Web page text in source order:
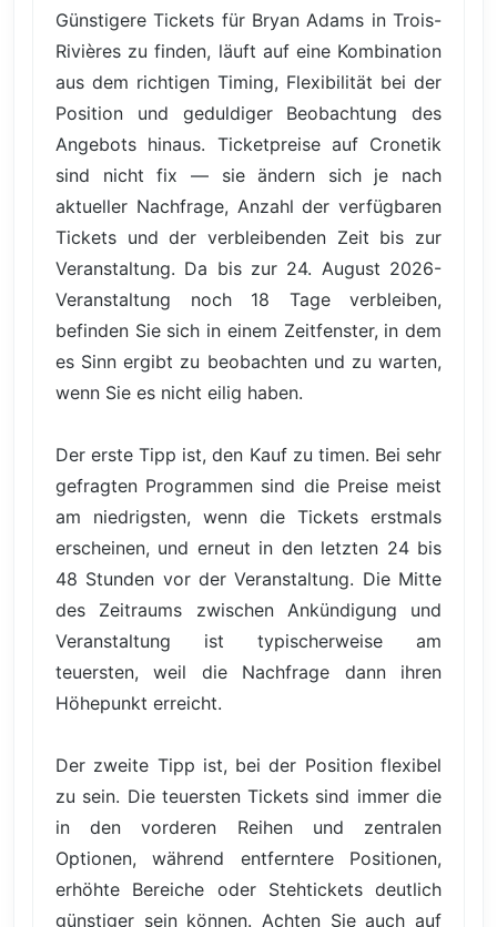
Günstigere Tickets für Bryan Adams in Trois-
Rivières zu finden, läuft auf eine Kombination
aus dem richtigen Timing, Flexibilität bei der
Position und geduldiger Beobachtung des
Angebots hinaus. Ticketpreise auf Cronetik
sind nicht fix — sie ändern sich je nach
aktueller Nachfrage, Anzahl der verfügbaren
Tickets und der verbleibenden Zeit bis zur
Veranstaltung. Da bis zur 24. August 2026-
Veranstaltung noch 18 Tage verbleiben,
befinden Sie sich in einem Zeitfenster, in dem
es Sinn ergibt zu beobachten und zu warten,
wenn Sie es nicht eilig haben.
Der erste Tipp ist, den Kauf zu timen. Bei sehr
gefragten Programmen sind die Preise meist
am niedrigsten, wenn die Tickets erstmals
erscheinen, und erneut in den letzten 24 bis
48 Stunden vor der Veranstaltung. Die Mitte
des Zeitraums zwischen Ankündigung und
Veranstaltung ist typischerweise am
teuersten, weil die Nachfrage dann ihren
Höhepunkt erreicht.
Der zweite Tipp ist, bei der Position flexibel
zu sein. Die teuersten Tickets sind immer die
in den vorderen Reihen und zentralen
Optionen, während entferntere Positionen,
erhöhte Bereiche oder Stehtickets deutlich
günstiger sein können. Achten Sie auch auf